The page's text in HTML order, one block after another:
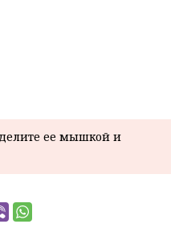
ее мышкой и